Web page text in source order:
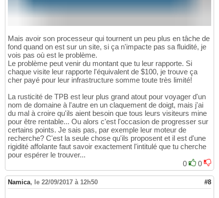
Mais avoir son processeur qui tournent un peu plus en tâche de
fond quand on est sur un site, si ça n'impacte pas sa fluidité, je
vois pas où est le problème.
Le problème peut venir du montant que tu leur rapporte. Si
chaque visite leur rapporte l'équivalent de $100, je trouve ça
cher payé pour leur infrastructure somme toute très limité!
La rusticité de TPB est leur plus grand atout pour voyager d'un
nom de domaine à l'autre en un claquement de doigt, mais j'ai
du mal à croire qu'ils aient besoin que tous leurs visiteurs mine
pour être rentable... Ou alors c'est l'occasion de progresser sur
certains points. Je sais pas, par exemple leur moteur de
recherche? C'est la seule chose qu'ils proposent et il est d'une
rigidité affolante faut savoir exactement l'intitulé que tu cherche
pour espérer le trouver...
0
0
Namica, le 22/09/2017 à 12h50 #8